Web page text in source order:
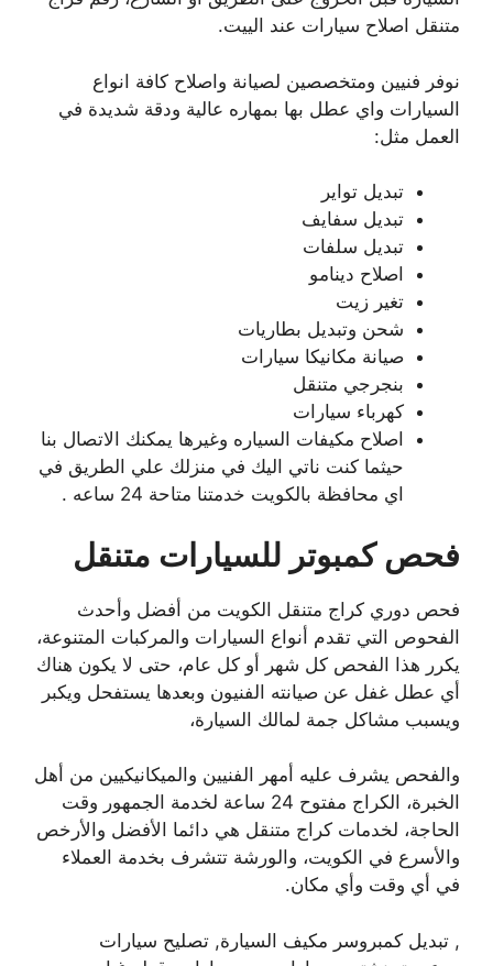
متنقل اصلاح سيارات عند الييت.
نوفر فنيين ومتخصصين لصيانة واصلاح كافة انواع
السيارات واي عطل بها بمهاره عالية ودقة شديدة في
العمل مثل:
تبديل تواير
تبديل سفايف
تبديل سلفات
اصلاح دينامو
تغير زيت
شحن وتبديل بطاريات
صيانة مكانيكا سيارات
بنجرجي متنقل
كهرباء سيارات
اصلاح مكيفات السياره وغيرها يمكنك الاتصال بنا
حيثما كنت ناتي اليك في منزلك علي الطريق في
اي محافظة بالكويت خدمتنا متاحة 24 ساعه .
فحص كمبوتر للسيارات متنقل
فحص دوري كراج متنقل الكويت من أفضل وأحدث
الفحوص التي تقدم أنواع السيارات والمركبات المتنوعة،
يكرر هذا الفحص كل شهر أو كل عام، حتى لا يكون هناك
أي عطل غفل عن صيانته الفنيون وبعدها يستفحل ويكبر
ويسبب مشاكل جمة لمالك السيارة،
والفحص يشرف عليه أمهر الفنيين والميكانيكيين من أهل
الخبرة، الكراج مفتوح 24 ساعة لخدمة الجمهور وقت
الحاجة، لخدمات كراج متنقل هي دائما الأفضل والأرخص
والأسرع في الكويت، والورشة تتشرف بخدمة العملاء
في أي وقت وأي مكان.
, تبديل كمبروسر مكيف السيارة, تصليح سيارات